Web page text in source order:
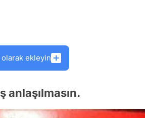
olarak ekleyin
anlaşılmasın.